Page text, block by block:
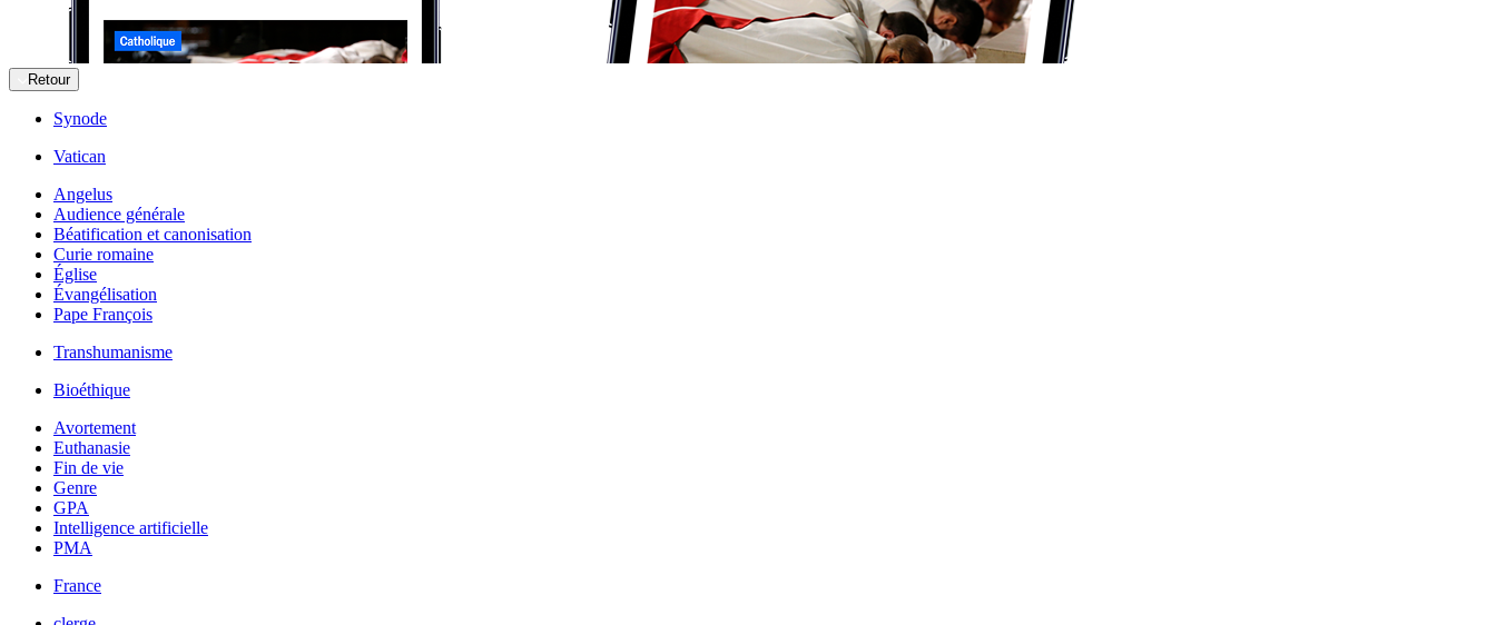
Retour
Synode
Vatican
Angelus
Audience générale
Béatification et canonisation
Curie romaine
Église
Évangélisation
Pape François
Transhumanisme
Bioéthique
Avortement
Euthanasie
Fin de vie
Genre
GPA
Intelligence artificielle
PMA
France